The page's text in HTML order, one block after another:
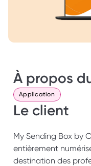
À propos
Application
Le client
My Sending Box by
entièrement
destination des